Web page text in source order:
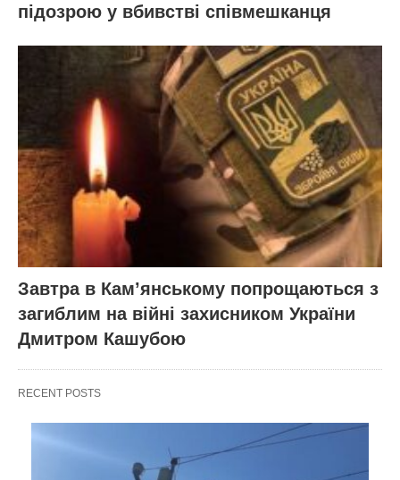
підозрою у вбивстві співмешканця
Завтра в Кам’янському попрощаються з
загиблим на війні захисником України
Дмитром Кашубою
RECENT POSTS